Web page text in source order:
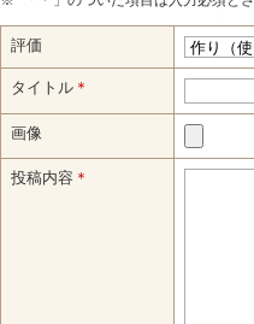
評価
タイトル ＊
画像
投稿内容 ＊